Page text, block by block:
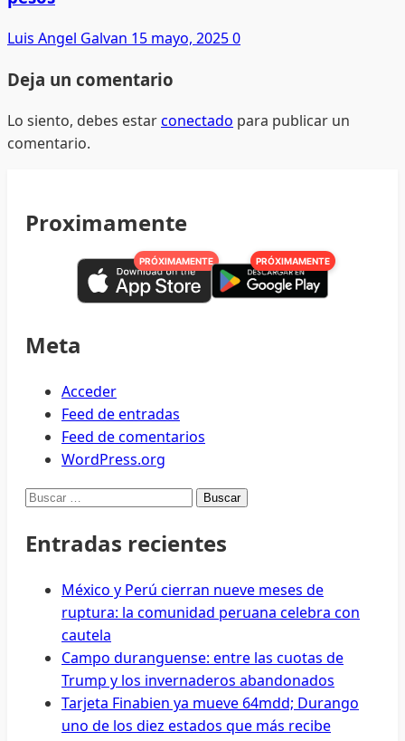
Luis Angel Galvan 15 mayo, 20250
Deja un comentario
Lo siento, debes estarconectado para publicar un
comentario.
Proximamente
PRÓXIMAMENTE PRÓXIMAMENTE
Meta
Acceder
Feed de entradas
Feed de comentarios
WordPress.org
Buscar:
Entradas recientes
México y Perú cierran nueve meses de
ruptura: la comunidad peruana celebra con
cautela
Campo duranguense: entre las cuotas de
Trump y los invernaderos abandonados
Tarjeta Finabien ya mueve 64mdd; Durango
uno de los diez estados que más recibe